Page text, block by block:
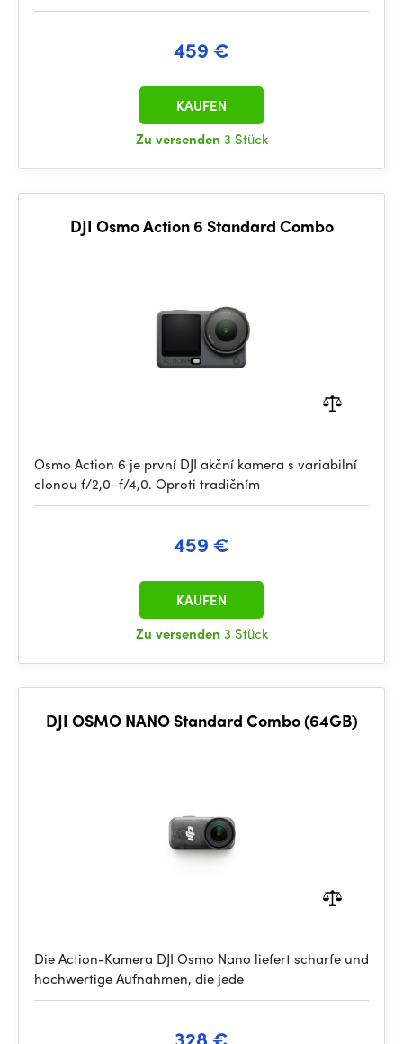
459 €
Zu versenden 3 Stück
KAUFEN
DJI Osmo Action 6 Standard Combo
Osmo Action 6 je první DJI akční kamera s variabilní
clonou f/2,0–f/4,0. Oproti tradičním
459 €
Zu versenden 3 Stück
KAUFEN
DJI OSMO NANO Standard Combo (64GB)
Die Action-Kamera DJI Osmo Nano liefert scharfe und
hochwertige Aufnahmen, die jede
328 €